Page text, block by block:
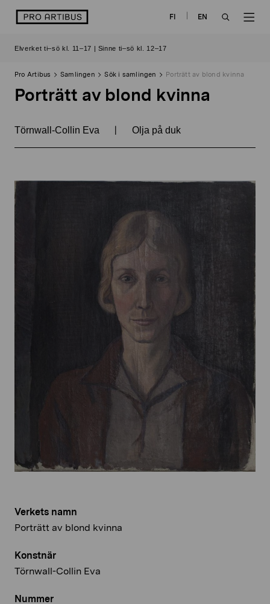
logo FI
EN
Elverket ti–sö kl. 11–17 | Sinne ti–sö kl. 12–17
Pro Artibus Samlingen Sök i samlingen Porträtt av blond kvinna
Porträtt av blond kvinna
Törnwall-Collin Eva | Olja på duk
Verkets namn
Porträtt av blond kvinna
Konstnär
Törnwall-Collin Eva
Nummer